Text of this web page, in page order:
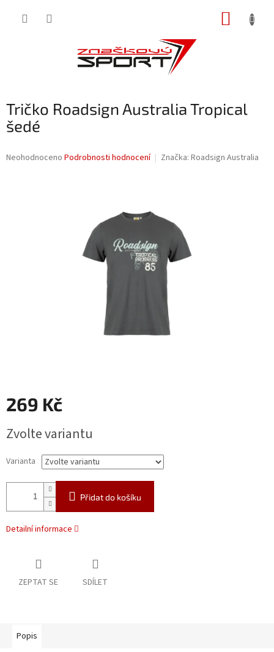
Tričko Roadsign Australia Tropical
šedé
Průměrné
Neohodnoceno Podrobnosti hodnocení Značka: Roadsign Australia
269 Kč
cena:
Zvolte variantu
Varianta
Přidat do košíku
Detailní informace
ZEPTAT SE SDÍLET
Popis